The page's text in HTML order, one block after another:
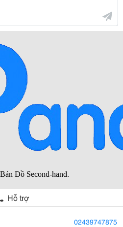
Hỗ trợ
02439747875